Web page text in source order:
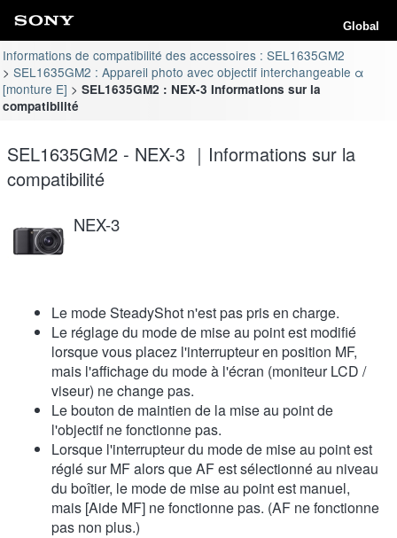
Global
Informations de compatibilité des accessoires : SEL1635GM2
SEL1635GM2 : Appareil photo avec objectif interchangeable α
[monture E]
SEL1635GM2 : NEX-3 Informations sur la
compatibilité
SEL1635GM2 - NEX-3 ｜Informations sur la
compatibilité
NEX-3
Le mode SteadyShot n'est pas pris en charge.
Le réglage du mode de mise au point est modifié
lorsque vous placez l'interrupteur en position MF,
mais l'affichage du mode à l'écran (moniteur LCD /
viseur) ne change pas.
Le bouton de maintien de la mise au point de
l'objectif ne fonctionne pas.
Lorsque l'interrupteur du mode de mise au point est
réglé sur MF alors que AF est sélectionné au niveau
du boîtier, le mode de mise au point est manuel,
mais [Aide MF] ne fonctionne pas. (AF ne fonctionne
pas non plus.)